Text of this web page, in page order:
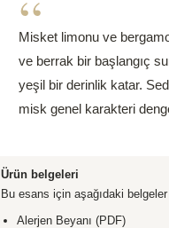
“
Misket limonu ve
ve berrak bir başlangıç
yeşil bir derinlik katar.
misk genel karakteri
Ürün belgeleri
Bu esans için aşağıdaki belgeler
Alerjen Beyanı (PDF)